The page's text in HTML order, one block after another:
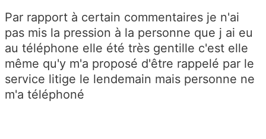
Par rapport à certain commentaires je n'ai
pas mis la pression à la personne que j ai eu
au téléphone elle été très gentille c'est elle
même qu'y m'a proposé d'être rappelé par le
service litige le lendemain mais personne ne
m'a téléphoné